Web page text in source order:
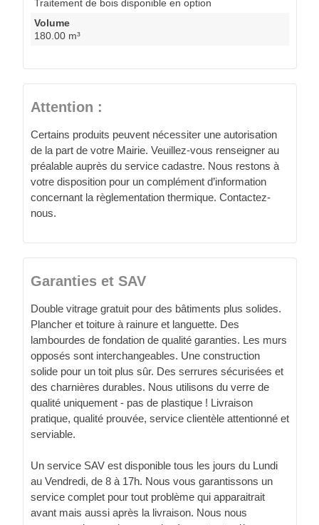
Traitement de bois disponible en option
Volume
180.00 m³
Attention :
Certains produits peuvent nécessiter une autorisation
de la part de votre Mairie. Veuillez-vous renseigner au
préalable auprès du service cadastre. Nous restons à
votre disposition pour un complément d’information
concernant la règlementation thermique. Contactez-
nous.
Garanties et SAV
Double vitrage gratuit pour des bâtiments plus solides.
Plancher et toiture à rainure et languette. Des
lambourdes de fondation de qualité garanties. Les murs
opposés sont interchangeables. Une construction
solide pour un toit plus sûr. Des serrures sécurisées et
des charnières durables. Nous utilisons du verre de
qualité uniquement - pas de plastique ! Livraison
pratique, qualité prouvée, service clientèle attentionné et
serviable.
Un service SAV est disponible tous les jours du Lundi
au Vendredi, de 8 à 17h. Nous vous garantissons un
service complet pour tout problème qui apparaitrait
avant mais aussi après la livraison. Nous nous